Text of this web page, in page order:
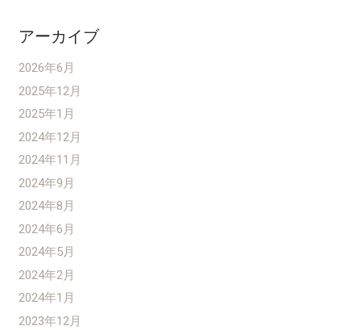
アーカイブ
2026年6月
2025年12月
2025年1月
2024年12月
2024年11月
2024年9月
2024年8月
2024年6月
2024年5月
2024年2月
2024年1月
2023年12月